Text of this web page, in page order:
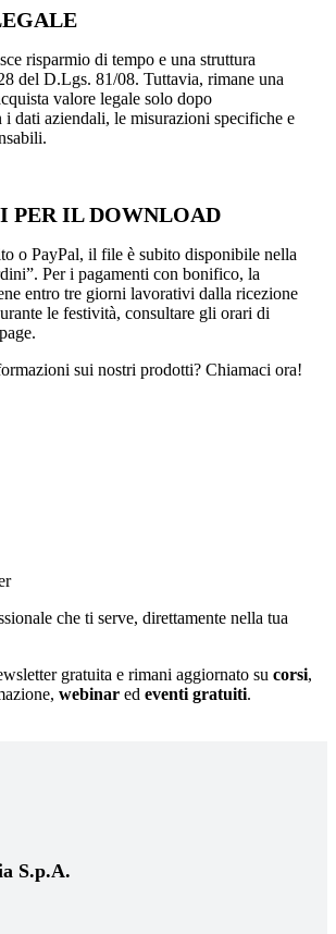
risparmio di tempo e una struttura
del D.Lgs. 81/08. Tuttavia, rimane una
valore legale solo dopo
i dati aziendali, le misurazioni specifiche e
PER IL DOWNLOAD
o PayPal, il file è subito disponibile nella
Per i pagamenti con bonifico, la
entro tre giorni lavorativi dalla ricezione
le festività, consultare gli orari di
sui nostri prodotti? Chiamaci ora!
che ti serve, direttamente nella tua
gratuita e rimani aggiornato su corsi,
webinar ed eventi gratuiti.
S.p.A.